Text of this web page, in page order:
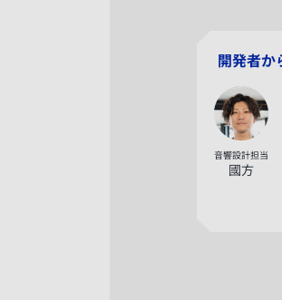
開発者か
音響設計担当
國方